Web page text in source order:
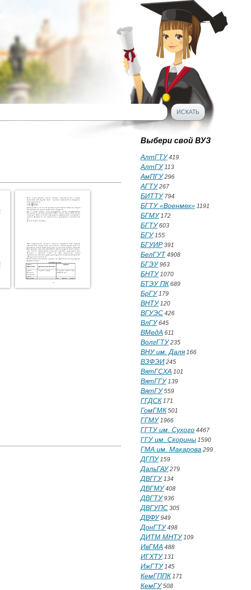
Выбери свой ВУЗ
АлтГТУ419
АлтГУ113
АмПГУ296
АГТУ267
БИТТУ794
БГТУ «Военмех» 1191
БГМУ172
БГТУ603
БГУ155
БГУИР391
БелГУТ 4908
БГЭУ963
БНТУ1070
БТЭУ ПК 689
БрГУ179
ВНТУ120
ВГУЭС 426
ВлГУ645
ВМедА 611
ВолгГТУ235
ВНУ им. Даля166
ВЗФЭИ 245
ВятГСХА 101
ВятГГУ139
ВятГУ559
ГГДСК 171
ГомГМК 501
ГГМУ1966
ГГТУ им. Сухого 4467
ГГУ им. Скорины 1590
ГМА им. Макарова 299
ДГПУ159
ДальГАУ279
ДВГГУ134
ДВГМУ408
ДВГТУ936
ДВГУПС 305
ДВФУ949
ДонГТУ498
ДИТМ МНТУ109
ИвГМА 488
ИГХТУ131
ИжГТУ145
КемГППК 171
КемГУ508